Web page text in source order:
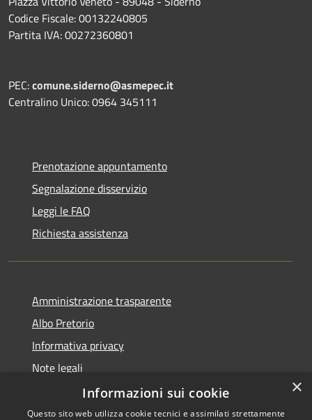
Codice Fiscale: 00132240805
Partita IVA: 00272360801
PEC:comune.siderno@asmepec.it
Centralino Unico: 0964 345111
Prenotazione appuntamento
Segnalazione disservizio
Leggi le FAQ
Richiesta assistenza
Amministrazione trasparente
Albo Pretorio
Informativa privacy
Note legali
Dichiarazione di accessibilità
×
Informazioni sui cookie
Questo sito web utilizza cookie tecnici e assimilati strettamente